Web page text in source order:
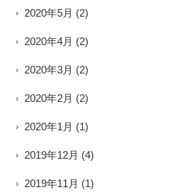
2020年5月 (2)
2020年4月 (2)
2020年3月 (2)
2020年2月 (2)
2020年1月 (1)
2019年12月 (4)
2019年11月 (1)